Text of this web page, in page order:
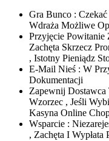
Gra Bunco :
Wdraża Możliwe
Przyjęcie Powitanie
Zachęta Skrzecz
, Istotny Pieniądz
E-Mail Nieś : W
Dokumentacji
Zapewnij
Wzorzec , Jeśli
Kasyna Online
Wsparcie :
, Zachęta I Wypłata